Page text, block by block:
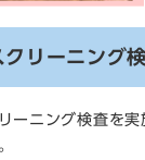
リーニング
ーニング検査を